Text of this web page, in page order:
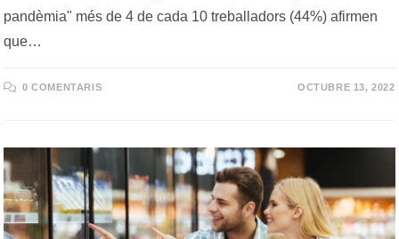
pandèmia" més de 4 de cada 10 treballadors (44%) afirmen
que…
0 COMENTARIS OCTUBRE 13, 2022